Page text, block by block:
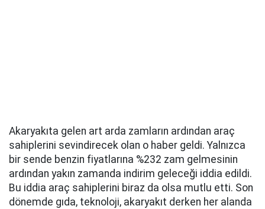
Akaryakıta gelen art arda zamların ardından araç
sahiplerini sevindirecek olan o haber geldi. Yalnızca
bir sende benzin fiyatlarına %232 zam gelmesinin
ardından yakın zamanda indirim geleceği iddia edildi.
Bu iddia araç sahiplerini biraz da olsa mutlu etti. Son
dönemde gıda, teknoloji, akaryakıt derken her alanda